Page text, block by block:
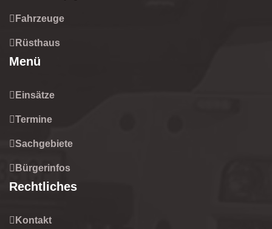
Fahrzeuge
Rüsthaus
Menü
Einsätze
Termine
Sachgebiete
Bürgerinfos
Rechtliches
Kontakt